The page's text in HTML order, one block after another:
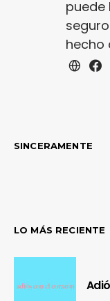
puede
hecho
SINCERAMENTE
LO MÁS RECIENTE